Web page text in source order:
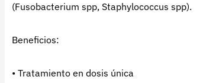
(Fusobacterium spp, Staphylococcus spp).
Beneficios:
• Tratamiento en dosis única